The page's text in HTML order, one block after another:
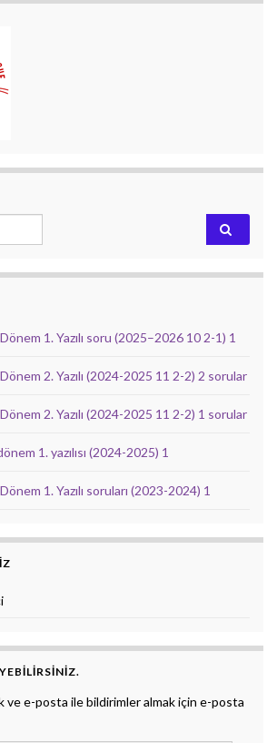
1. Yazılı soru (2025–2026 10 2-1) 1
Dönem 2. Yazılı (2024-2025 11 2-2) 2 sorular
Dönem 2. Yazılı (2024-2025 11 2-2) 1 sorular
1. yazılısı (2024-2025) 1
1. Yazılı soruları (2023-2024) 1
ve e-posta ile bildirimler almak için e-posta